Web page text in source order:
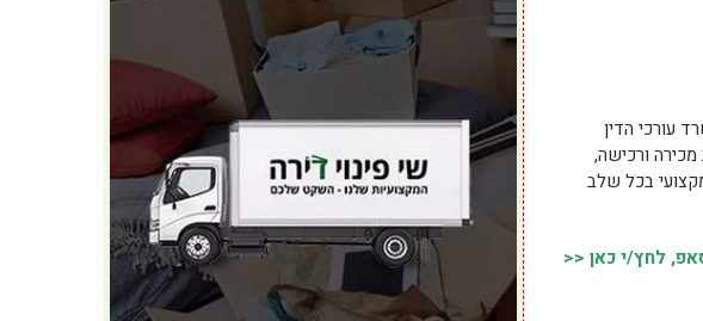
עורכי הדין
ורכישה,
בכל שלב
לחץ/י כאן <<